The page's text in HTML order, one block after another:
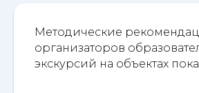
Методические
организаторов
экскурсий на объектах